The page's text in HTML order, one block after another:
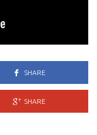
SHARE
SHARE